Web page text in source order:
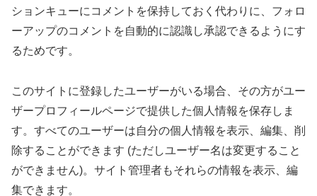
ションキューにコメントを保持しておく代わりに、フォロ
ーアップのコメントを自動的に認識し承認できるようにす
るためです。
このサイトに登録したユーザーがいる場合、その方がユー
ザープロフィールページで提供した個人情報を保存しま
す。すべてのユーザーは自分の個人情報を表示、編集、削
除することができます (ただしユーザー名は変更すること
ができません)。サイト管理者もそれらの情報を表示、編
集できます。